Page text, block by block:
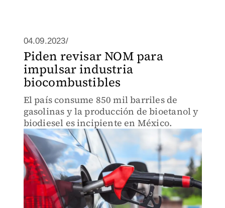
04.09.2023/
Piden revisar NOM para
impulsar industria
biocombustibles
El país consume 850 mil barriles de
gasolinas y la producción de bioetanol y
biodiesel es incipiente en México.